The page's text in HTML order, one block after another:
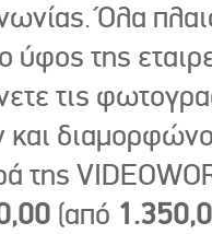
Όλα
ύφος της
τις
και
της
(από